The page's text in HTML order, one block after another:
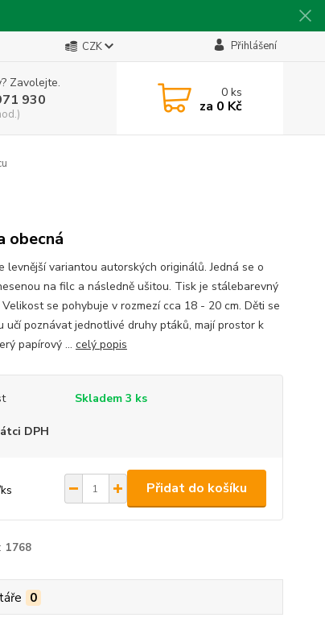
CZK Přihlášení
Zavolejte.
930 0ks
za 0 Kč
obecná
levnější variantou autorských originálů. Jedná se o
na filc a následně ušitou. Tisk je stálebarevný
se pohybuje v rozmezí cca 18 - 20 cm. Děti se
učí poznávat jednotlivé druhy ptáků, mají prostor k
papírový ... celý popis
Skladem 3 ks
DPH
ks Přidat do košíku
1768
0